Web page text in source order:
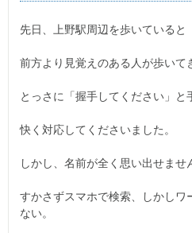
先日、上野駅周辺を歩いていると
前方より見覚えのある人が歩いて
とっさに「握手してください」と
快く対応してくださいました。
しかし、名前が全く思い出せませ
すかさずスマホで検索、しかしワ
ない。